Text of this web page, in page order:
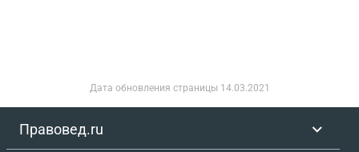
Дата обновления страницы 14.03.2021
Правовед.ru